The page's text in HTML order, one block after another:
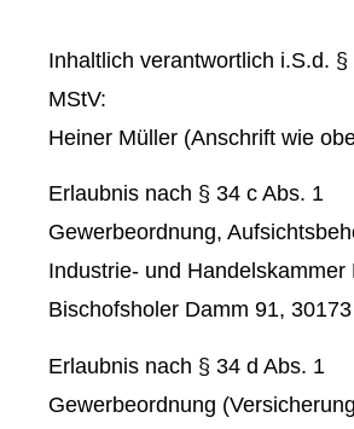
Inhaltlich verantwortlich i.S.d. §
MStV:
Heiner Müller (Anschrift wie
Erlaubnis nach § 34 c Abs. 1
Gewerbeordnung,
Industrie- und Handelskammer
Bischofsholer Damm 91,
Erlaubnis nach § 34 d Abs. 1
Gewerbeordnung